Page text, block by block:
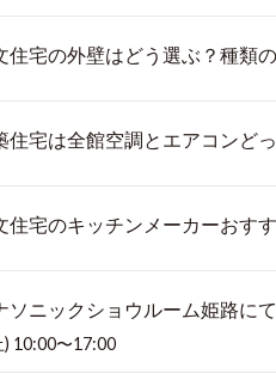
住宅の外壁はどう選ぶ？種類
住宅は全館空調とエアコンど
住宅のキッチンメーカーおす
ソニックショウルーム姫路に
10:00〜17:00